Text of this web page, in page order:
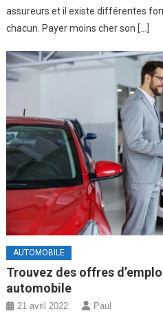
assureurs et il existe différentes
chacun. Payer moins cher son […]
AUTOMOBILE
Trouvez des offres
automobile
21 avril 2022 Paul